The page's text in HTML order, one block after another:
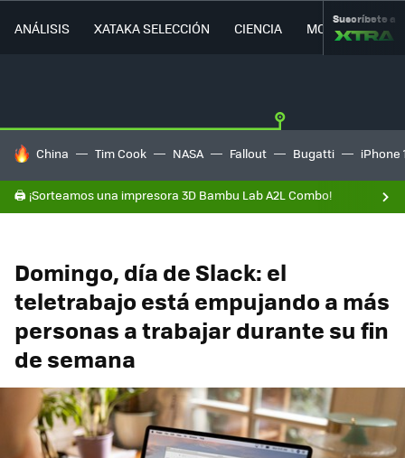
ANÁLISIS XATAKA SELECCIÓN CIENCIA MOVILIDAD
Suscríbete a
HOY SE HABLA DE
China Tim Cook NASA Fallout Bugatti iPhone
🖨️ ¡Sorteamos una impresora 3D Bambu Lab A2L Combo!
Domingo, día de Slack: el
teletrabajo está empujando a más
personas a trabajar durante su fin
de semana